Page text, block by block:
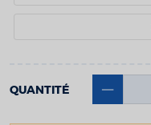
QUANTITÉ